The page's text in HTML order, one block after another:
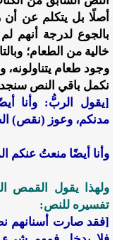
أصلًا بل يتكلم عن
بالجوع لدرجة أنهم
خالية من الطعام؛
وجود طعام يتناولونه،
نكمل باقي النص
[يقول الربُّ: وأنا
مدنكم، وعوز (نقص)
وأنا أيضًا منعتُ عنكم
ولهذا يقول
تفسيره للنص:
[فقد صارت أسنانهم